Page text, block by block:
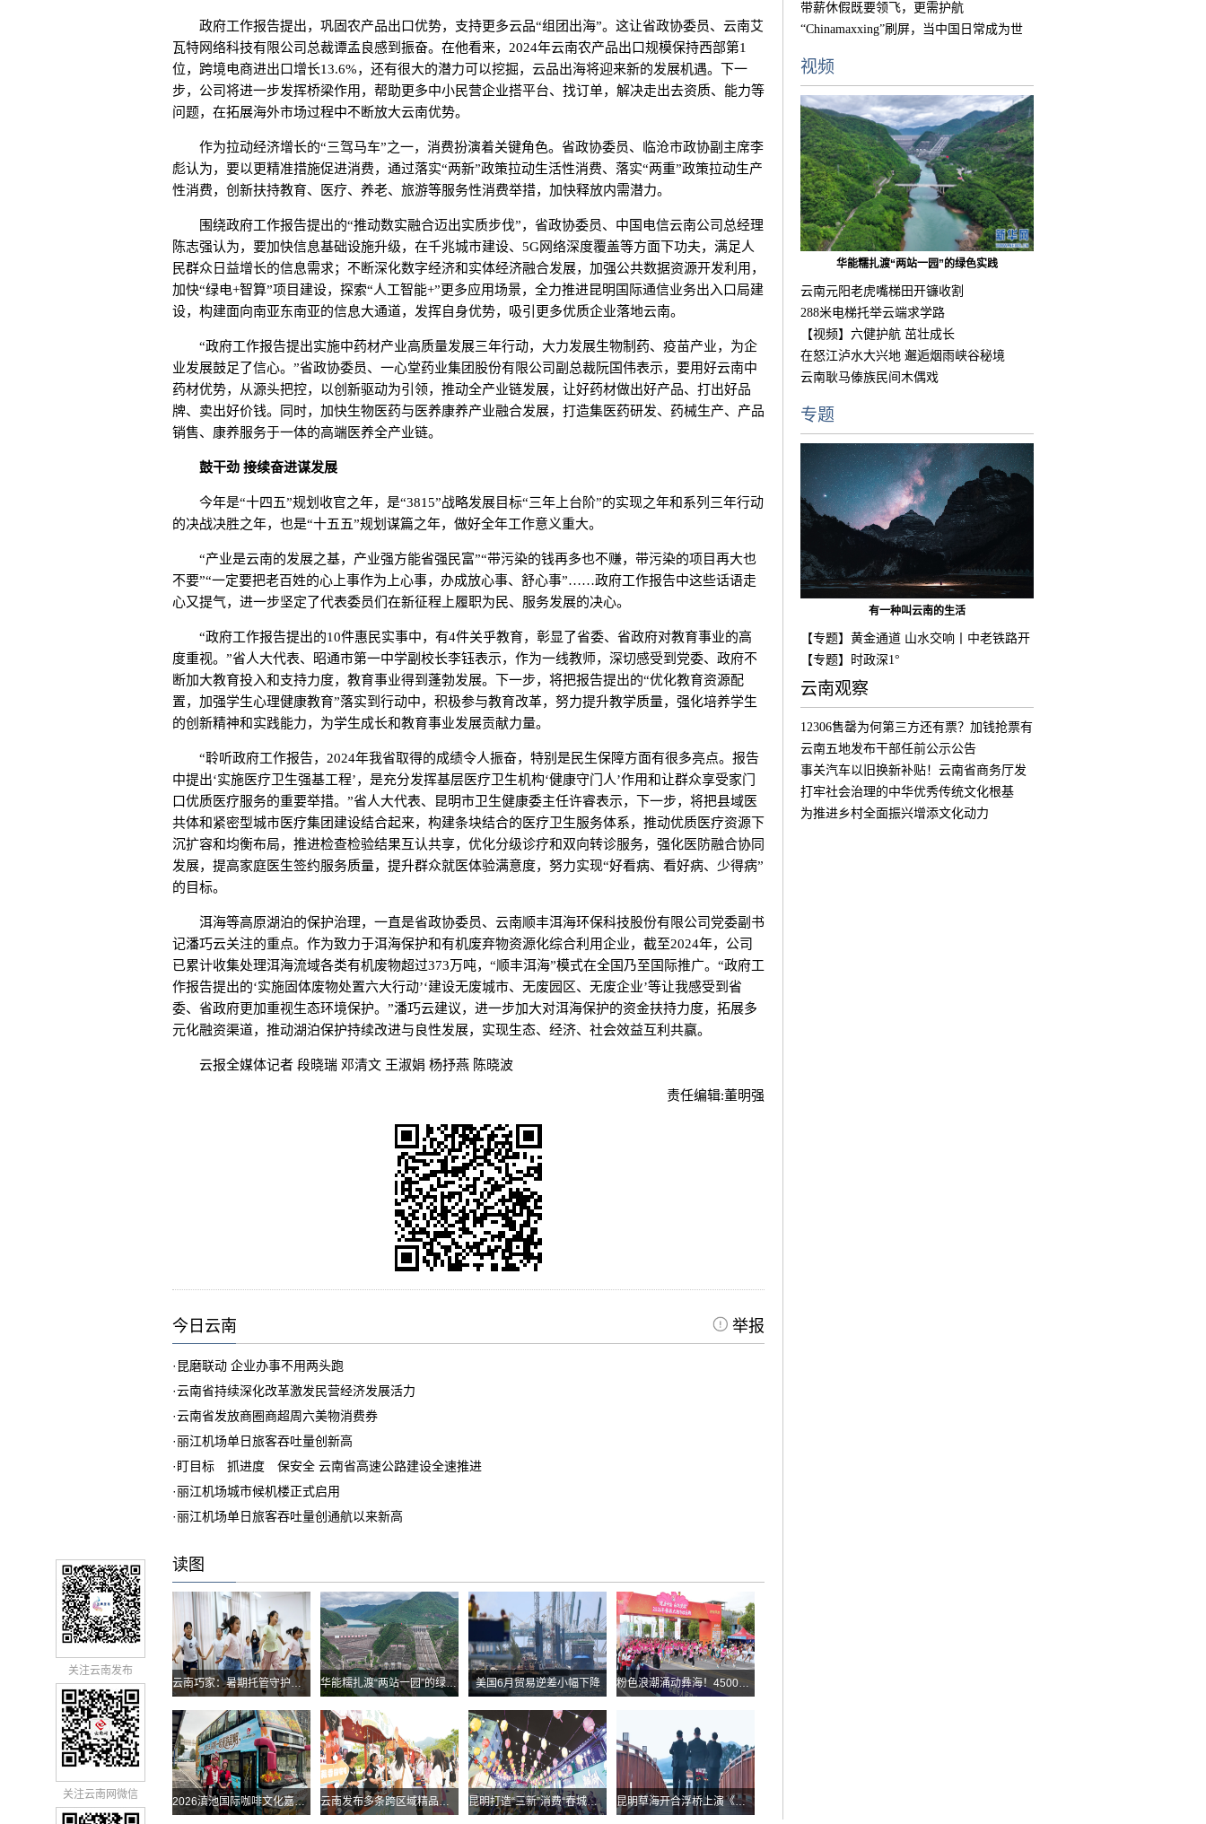
政府工作报告提出，巩固农产品出口优势，支持更多云品“组团出海”。这让省政协委员、云南艾
瓦特网络科技有限公司总裁谭孟良感到振奋。在他看来，2024年云南农产品出口规模保持西部第1
位，跨境电商进出口增长13.6%，还有很大的潜力可以挖掘，云品出海将迎来新的发展机遇。下一
步，公司将进一步发挥桥梁作用，帮助更多中小民营企业搭平台、找订单，解决走出去资质、能力等
问题，在拓展海外市场过程中不断放大云南优势。
作为拉动经济增长的“三驾马车”之一，消费扮演着关键角色。省政协委员、临沧市政协副主席李
彪认为，要以更精准措施促进消费，通过落实“两新”政策拉动生活性消费、落实“两重”政策拉动生产
性消费，创新扶持教育、医疗、养老、旅游等服务性消费举措，加快释放内需潜力。
围绕政府工作报告提出的“推动数实融合迈出实质步伐”，省政协委员、中国电信云南公司总经理
陈志强认为，要加快信息基础设施升级，在千兆城市建设、5G网络深度覆盖等方面下功夫，满足人
民群众日益增长的信息需求；不断深化数字经济和实体经济融合发展，加强公共数据资源开发利用，
加快“绿电+智算”项目建设，探索“人工智能+”更多应用场景，全力推进昆明国际通信业务出入口局建
设，构建面向南亚东南亚的信息大通道，发挥自身优势，吸引更多优质企业落地云南。
“政府工作报告提出实施中药材产业高质量发展三年行动，大力发展生物制药、疫苗产业，为企
业发展鼓足了信心。”省政协委员、一心堂药业集团股份有限公司副总裁阮国伟表示，要用好云南中
药材优势，从源头把控，以创新驱动为引领，推动全产业链发展，让好药材做出好产品、打出好品
牌、卖出好价钱。同时，加快生物医药与医养康养产业融合发展，打造集医药研发、药械生产、产品
销售、康养服务于一体的高端医养全产业链。
鼓干劲 接续奋进谋发展
今年是“十四五”规划收官之年，是“3815”战略发展目标“三年上台阶”的实现之年和系列三年行动
的决战决胜之年，也是“十五五”规划谋篇之年，做好全年工作意义重大。
“产业是云南的发展之基，产业强方能省强民富”“带污染的钱再多也不赚，带污染的项目再大也
不要”“一定要把老百姓的心上事作为上心事，办成放心事、舒心事”……政府工作报告中这些话语走
心又提气，进一步坚定了代表委员们在新征程上履职为民、服务发展的决心。
“政府工作报告提出的10件惠民实事中，有4件关乎教育，彰显了省委、省政府对教育事业的高
度重视。”省人大代表、昭通市第一中学副校长李钰表示，作为一线教师，深切感受到党委、政府不
断加大教育投入和支持力度，教育事业得到蓬勃发展。下一步，将把报告提出的“优化教育资源配
置，加强学生心理健康教育”落实到行动中，积极参与教育改革，努力提升教学质量，强化培养学生
的创新精神和实践能力，为学生成长和教育事业发展贡献力量。
“聆听政府工作报告，2024年我省取得的成绩令人振奋，特别是民生保障方面有很多亮点。报告
中提出‘实施医疗卫生强基工程’，是充分发挥基层医疗卫生机构‘健康守门人’作用和让群众享受家门
口优质医疗服务的重要举措。”省人大代表、昆明市卫生健康委主任许睿表示，下一步，将把县域医
共体和紧密型城市医疗集团建设结合起来，构建条块结合的医疗卫生服务体系，推动优质医疗资源下
沉扩容和均衡布局，推进检查检验结果互认共享，优化分级诊疗和双向转诊服务，强化医防融合协同
发展，提高家庭医生签约服务质量，提升群众就医体验满意度，努力实现“好看病、看好病、少得病”
的目标。
洱海等高原湖泊的保护治理，一直是省政协委员、云南顺丰洱海环保科技股份有限公司党委副书
记潘巧云关注的重点。作为致力于洱海保护和有机废弃物资源化综合利用企业，截至2024年，公司
已累计收集处理洱海流域各类有机废物超过373万吨，“顺丰洱海”模式在全国乃至国际推广。“政府工
作报告提出的‘实施固体废物处置六大行动’‘建设无废城市、无废园区、无废企业’等让我感受到省
委、省政府更加重视生态环境保护。”潘巧云建议，进一步加大对洱海保护的资金扶持力度，拓展多
元化融资渠道，推动湖泊保护持续改进与良性发展，实现生态、经济、社会效益互利共赢。
云报全媒体记者 段晓瑞 邓清文 王淑娟 杨抒燕 陈晓波
责任编辑:董明强
今日云南 举报
· 昆磨联动 企业办事不用两头跑
·云南省持续深化改革激发民营经济发展活力
·云南省发放商圈商超周六美物消费券
·丽江机场单日旅客吞吐量创新高
· 盯目标 抓进度 保安全 云南省高速公路建设全速推进
·丽江机场城市候机楼正式启用
·丽江机场单日旅客吞吐量创通航以来新高
读图
云南巧家：暑期托管守护孩子快乐假期 华能糯扎渡“两站一园”的绿色实践 美国6月贸易逆差小幅下降 粉色浪潮涌动彝海！4500余名跑者乐跑楚雄喜迎火把节
2026滇池国际咖啡文化嘉年华怎么去？最全交通攻略戳进来→ 云南发布多条跨区域精品自驾线路 昆明打造“三新”消费“春城样板” 昆明草海开合浮桥上演《目瑙纵歌》刀舞
带薪休假既要领飞，更需护航
“Chinamaxxing”刷屏，当中国日常成为世
视频
华能糯扎渡“两站一园”的绿色实践
云南元阳老虎嘴梯田开镰收割
288米电梯托举云端求学路
【视频】六健护航 茁壮成长
在怒江泸水大兴地 邂逅烟雨峡谷秘境
云南耿马傣族民间木偶戏
专题
有一种叫云南的生活
【专题】黄金通道 山水交响丨中老铁路开
通
【专题】时政深1°
云南观察
12306售罄为何第三方还有票？加钱抢票有
用
云南五地发布干部任前公示公告
事关汽车以旧换新补贴！云南省商务厅发
布公
打牢社会治理的中华优秀传统文化根基
为推进乡村全面振兴增添文化动力
关注云南发布
关注云南网微信